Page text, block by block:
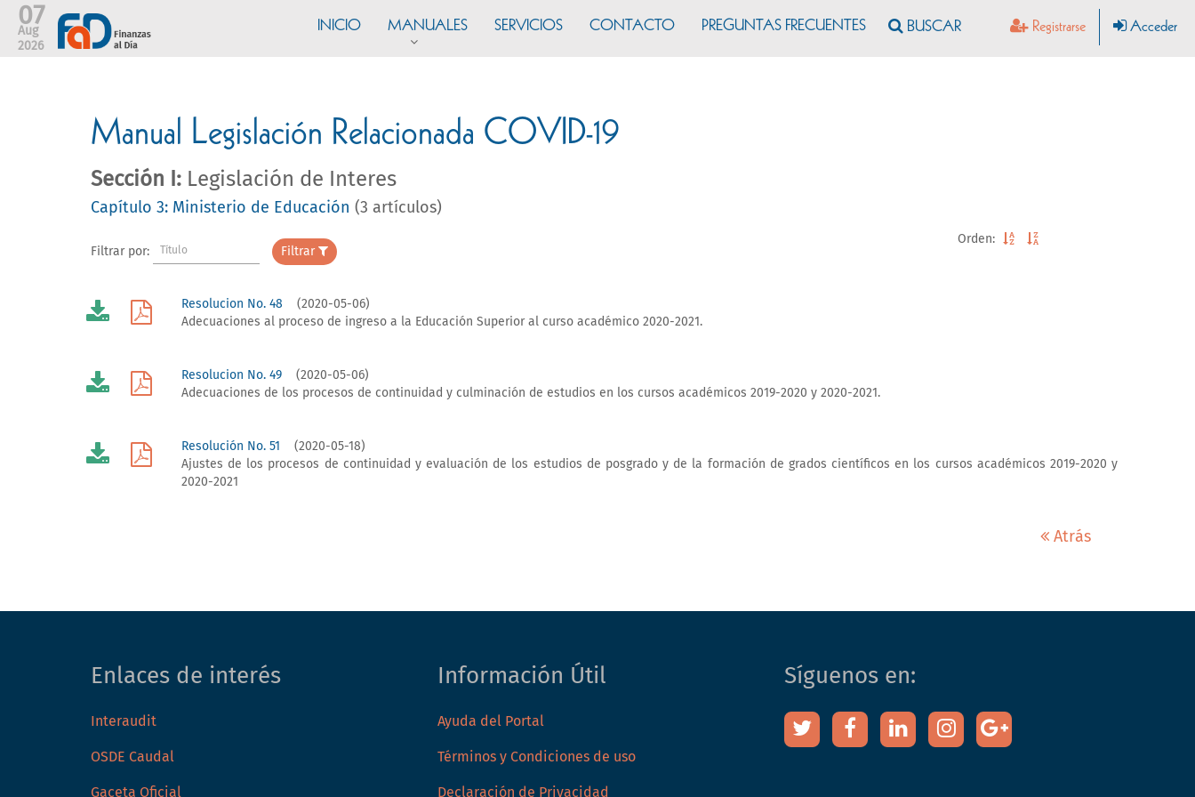
07
Aug
2026
Registrarse Acceder
INICIO MANUALES SERVICIOS CONTACTO PREGUNTAS FRECUENTES
Manual Legislación Relacionada COVID-19
Sección I: Legislación de Interes
Capítulo 3: Ministerio de Educación (3 artículos)
Filtrar por: Título Filtrar
Orden:
Resolucion No. 48 (2020-05-06)
Adecuaciones al proceso de ingreso a la Educación Superior al curso académico 2020-2021.
Resolucion No. 49 (2020-05-06)
Adecuaciones de los procesos de continuidad y culminación de estudios en los cursos académicos 2019-2020 y 2020-2021.
Resolución No. 51
(2020-05-18)
Ajustes de los procesos de continuidad y evaluación de los estudios de posgrado y de la formación de grados científicos en los cursos académicos 2019-2020 y
2020-2021
Atrás
Enlaces de interés
Interaudit
OSDE Caudal
Gaceta Oficial
Información Útil
Ayuda del Portal
Términos y Condiciones de uso
Declaración de Privacidad
Síguenos en: